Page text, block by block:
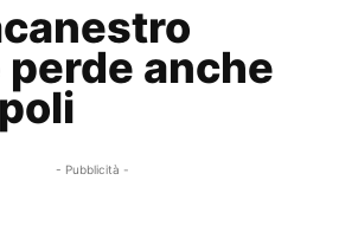
perde anche
- Pubblicità -